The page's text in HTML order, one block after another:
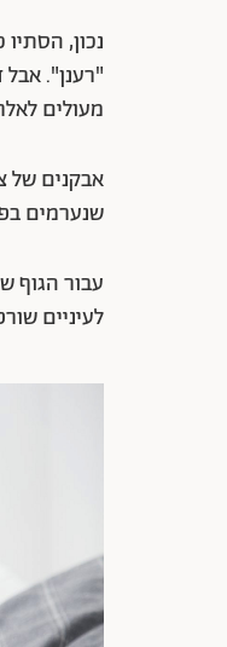
נכון,
"רענן". אבל
מעולים
אבקנים של
שנערמים
עבור הגוף
לעיניים